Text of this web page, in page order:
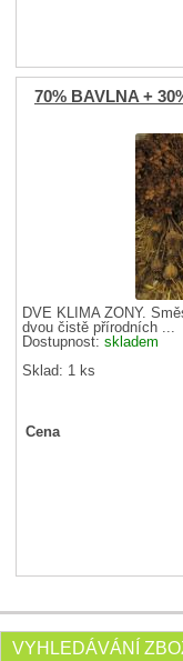
70% BAVLNA +
DVĚ KLIMA ZÓNY.
dvou čistě přírodních ...
Dostupnost:skladem
Sklad: 1 ks
Cena
VYHLEDÁVÁNÍ